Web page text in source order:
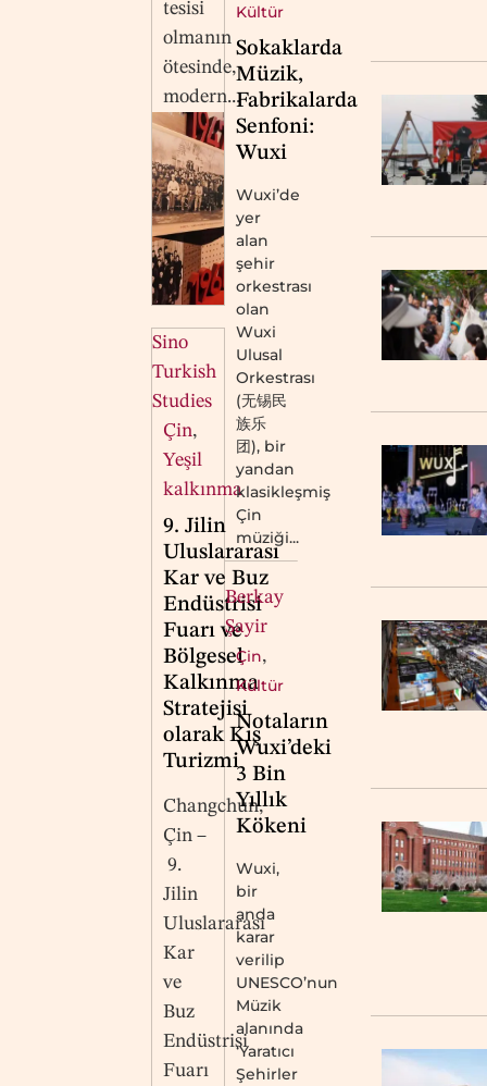
tesisi
olmanın
ötesinde,
modern...
Sino
Turkish
Studies
Çin,
Yeşil
kalkınma
9. Jilin
Uluslararası
Kar ve Buz
Endüstrisi
Fuarı ve
Bölgesel
Kalkınma
Stratejisi
olarak Kış
Turizmi
Changchun,
Çin –
9.
Jilin
Uluslararası
Kar
ve
Buz
Endüstrisi
Fuarı
Kültür
Sokaklarda
Müzik,
Fabrikalarda
Senfoni:
Wuxi
Wuxi’de
yer
alan
şehir
orkestrası
olan
Wuxi
Ulusal
Orkestrası
(无锡民
族乐
团), bir
yandan
klasikleşmiş
Çin
müziği...
Berkay
Şayir
Çin,
Kültür
Notaların
Wuxi’deki
3 Bin
Yıllık
Kökeni
Wuxi,
bir
anda
karar
verilip
UNESCO’nun
Müzik
alanında
‘Yaratıcı
Şehirler